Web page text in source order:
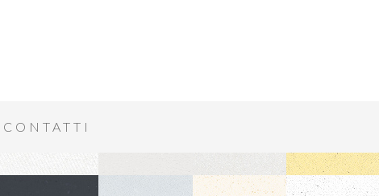
CONTATTI